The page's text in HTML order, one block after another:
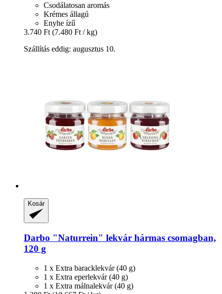
Csodálatosan aromás
Krémes állagú
Enyhe ízű
3.740 Ft (7.480 Ft / kg)
Szállítás eddig: augusztus 10.
Kosár
Darbo "Naturrein" lekvár hármas csomagban,
120 g
1 x Extra baracklekvár (40 g)
1 x Extra eperlekvár (40 g)
1 x Extra málnalekvár (40 g)